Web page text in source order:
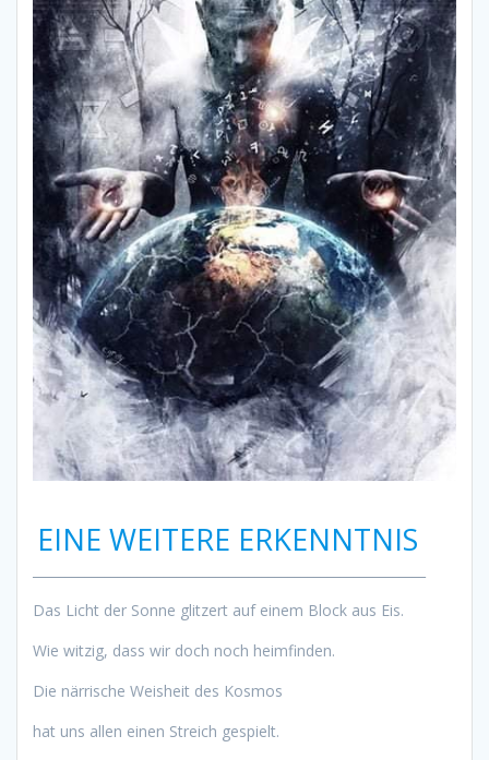
EINE WEITERE ERKENNTNIS
Das Licht der Sonne glitzert auf einem Block aus Eis.
Wie witzig, dass wir doch noch heimfinden.
Die närrische Weisheit des Kosmos
hat uns allen einen Streich gespielt.